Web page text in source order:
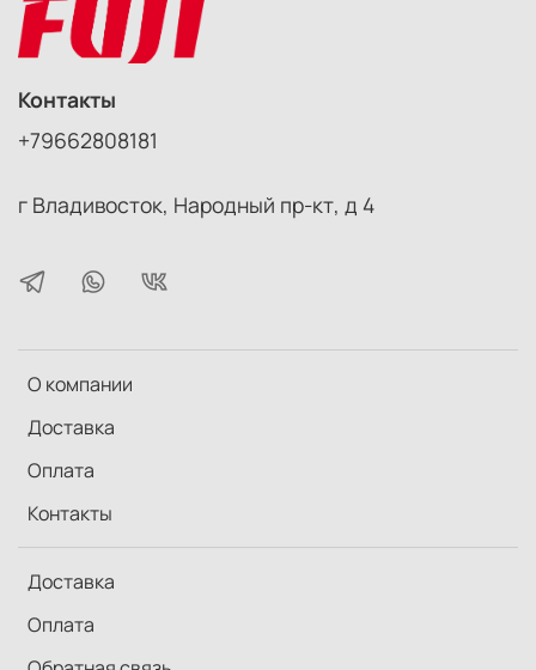
О компании
Доставка
Оплата
Контакты
Доставка
Оплата
Контакты
+79662808181
г Владивосток, Народный пр-кт, д 4